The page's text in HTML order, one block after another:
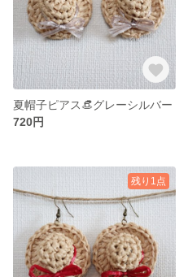
夏帽子ピアス👒グレーシルバー
720円
残り1点